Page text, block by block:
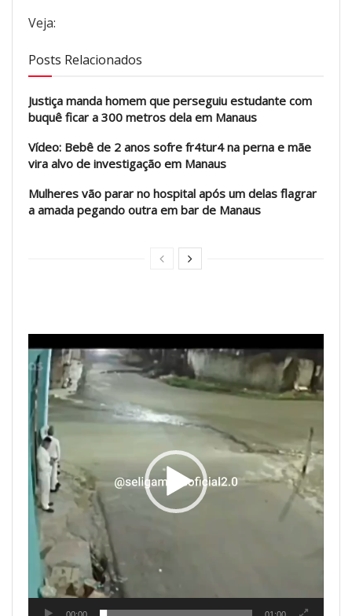
Veja:
Posts Relacionados
Justiça manda homem que perseguiu estudante com
buquê ficar a 300 metros dela em Manaus
Vídeo: Bebê de 2 anos sofre fr4tur4 na perna e mãe
vira alvo de investigação em Manaus
Mulheres vão parar no hospital após um delas flagrar
a amada pegando outra em bar de Manaus
Tocador
de
vídeo